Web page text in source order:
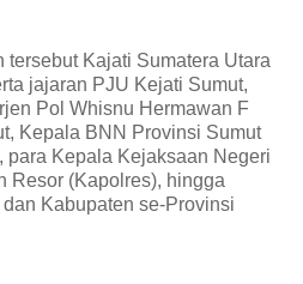
tersebut Kajati Sumatera Utara
jajaran PJU Kejati Sumut,
Pol Whisnu Hermawan F
Kepala BNN Provinsi Sumut
para Kepala Kejaksaan Negeri
Resor (Kapolres), hingga
Kabupaten se-Provinsi